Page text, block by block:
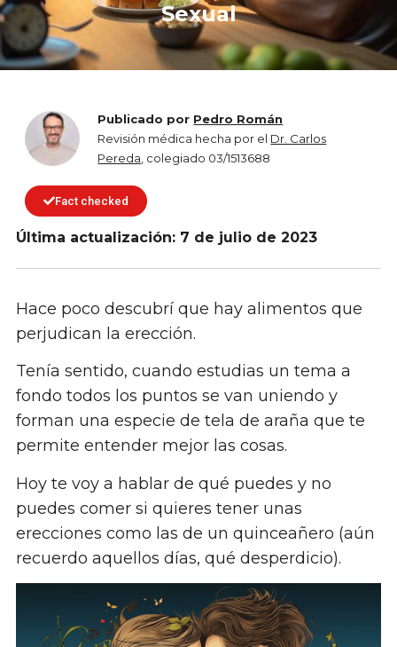
Sexual
Publicado por Pedro Román
Revisión médica hecha por el Dr. Carlos
Pereda , colegiado 03/1513688
Fact checked
Última actualización: 7 de julio de 2023
Hace poco descubrí que hay alimentos que
perjudican la erección.
Tenía sentido, cuando estudias un tema a
fondo todos los puntos se van uniendo y
forman una especie de tela de araña que te
permite entender mejor las cosas.
Hoy te voy a hablar de qué puedes y no
puedes comer si quieres tener unas
erecciones como las de un quinceañero (aún
recuerdo aquellos días, qué desperdicio).